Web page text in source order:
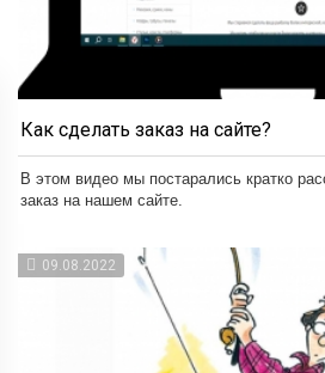
Как сделать заказ на сайте?
В этом видео мы постарались кратко
заказ на нашем сайте.
09.08.2022